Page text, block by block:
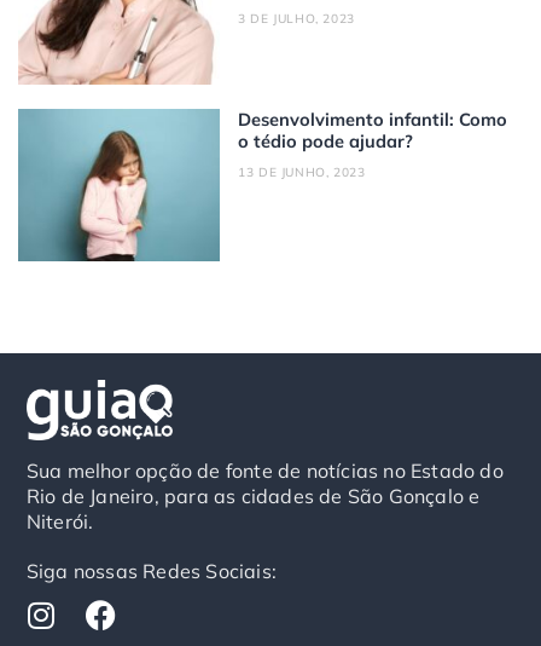
3 DE JULHO, 2023
Desenvolvimento infantil: Como
o tédio pode ajudar?
13 DE JUNHO, 2023
Sua melhor opção de fonte de notícias no Estado do
Rio de Janeiro, para as cidades de São Gonçalo e
Niterói.
Siga nossas Redes Sociais:
I
n
F
a